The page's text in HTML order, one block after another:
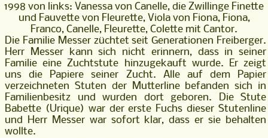
1998 von links: Vanessa von Canelle, die Zwillinge Finette
und Fauvette von Fleurette, Viola von Fiona, Fiona,
Franco, Canelle, Fleurette, Colette mit Cantor.
Die Familie Messer züchtet seit Generationen Freiberger.
Herr Messer kann sich nicht erinnern, dass in seiner
Familie eine Zuchtstute hinzugekauft wurde. Er zeigt
uns die Papiere seiner Zucht. Alle auf dem Papier
verzeichneten Stuten der Mutterline befanden sich in
Familienbesitz und wurden dort geboren. Die Stute
Babette (Urique) war der erste Fuchs dieser Stutenline
und Herr Messer war sofort klar, dass er sie behalten
wollte.